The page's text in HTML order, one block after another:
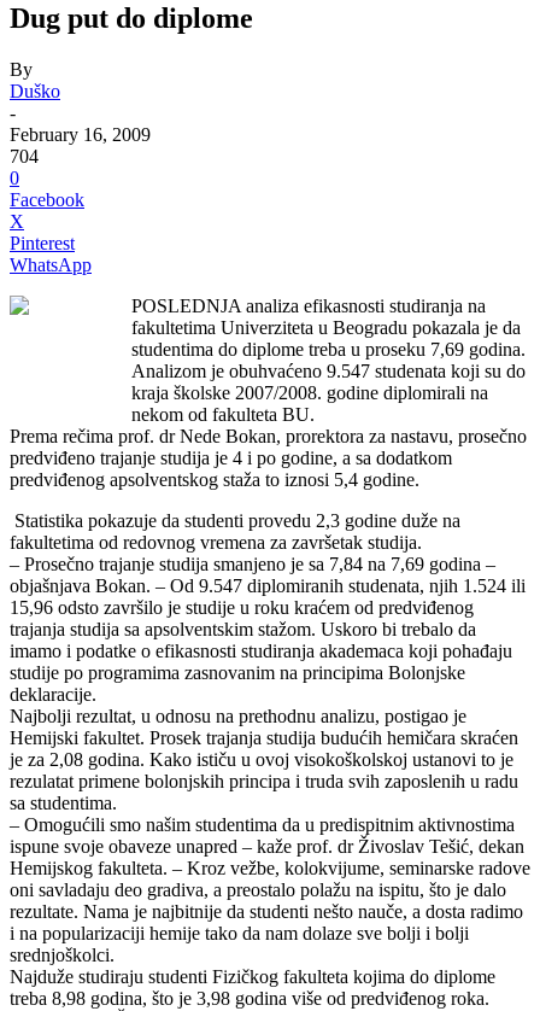
Dug put do diplome
By
Duško
-
February 16, 2009
704
0
Facebook
X
Pinterest
WhatsApp
POSLEDNJA analiza efikasnosti studiranja na
fakultetima Univerziteta u Beogradu pokazala je da
studentima do diplome treba u proseku 7,69 godina.
Analizom je obuhvaćeno 9.547 studenata koji su do
kraja školske 2007/2008. godine diplomirali na
nekom od fakulteta BU.
Prema rečima prof. dr Nede Bokan, prorektora za nastavu, prosečno
predviđeno trajanje studija je 4 i po godine, a sa dodatkom
predviđenog apsolventskog staža to iznosi 5,4 godine.
Statistika pokazuje da studenti provedu 2,3 godine duže na
fakultetima od redovnog vremena za završetak studija.
– Prosečno trajanje studija smanjeno je sa 7,84 na 7,69 godina –
objašnjava Bokan. – Od 9.547 diplomiranih studenata, njih 1.524 ili
15,96 odsto završilo je studije u roku kraćem od predviđenog
trajanja studija sa apsolventskim stažom. Uskoro bi trebalo da
imamo i podatke o efikasnosti studiranja akademaca koji pohađaju
studije po programima zasnovanim na principima Bolonjske
deklaracije.
Najbolji rezultat, u odnosu na prethodnu analizu, postigao je
Hemijski fakultet. Prosek trajanja studija budućih hemičara skraćen
je za 2,08 godina. Kako ističu u ovoj visokoškolskoj ustanovi to je
rezulatat primene bolonjskih principa i truda svih zaposlenih u radu
sa studentima.
– Omogućili smo našim studentima da u predispitnim aktivnostima
ispune svoje obaveze unapred – kaže prof. dr Živoslav Tešić, dekan
Hemijskog fakulteta. – Kroz vežbe, kolokvijume, seminarske radove
oni savladaju deo gradiva, a preostalo polažu na ispitu, što je dalo
rezultate. Nama je najbitnije da studenti nešto nauče, a dosta radimo
i na popularizaciji hemije tako da nam dolaze sve bolji i bolji
srednjoškolci.
Najduže studiraju studenti Fizičkog fakulteta kojima do diplome
treba 8,98 godina, što je 3,98 godina više od predviđenog roka.